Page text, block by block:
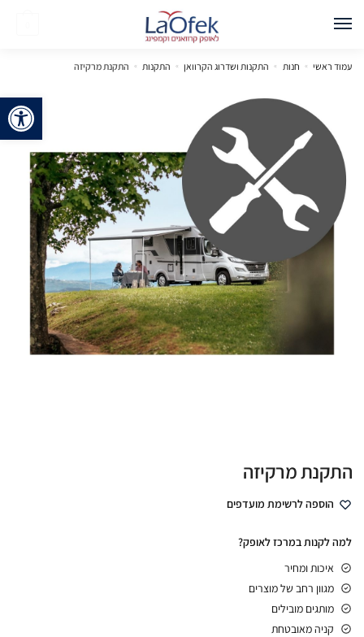
עמוד ראשי » חנות » התקנות ושדרוג הקרוואן » התקנות » התקנת מרקיזה
🔍
התקנת מרקיזה
הוספה לרשימת מועדפים
למה לקנות במרכז לאופק?
איכות ומחיר
מגוון רחב של מוצרים
מותגים מובילים
קניה מאובטחת